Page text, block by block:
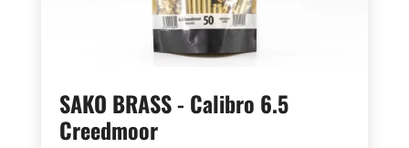
SAKO BRASS - Calibro 6.5
Creedmoor